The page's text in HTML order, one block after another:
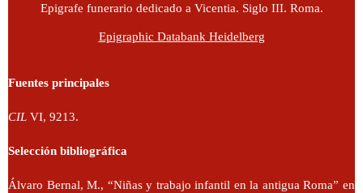
Epigrafe funerario dedicado a Vicentia. Siglo III. Roma.
Epigraphic Databank Heidelberg
Fuentes principales
CIL VI, 9213.
Selección bibliográfica
Álvaro Bernal, M., “Niñas y trabajo infantil en la antigua Roma” en